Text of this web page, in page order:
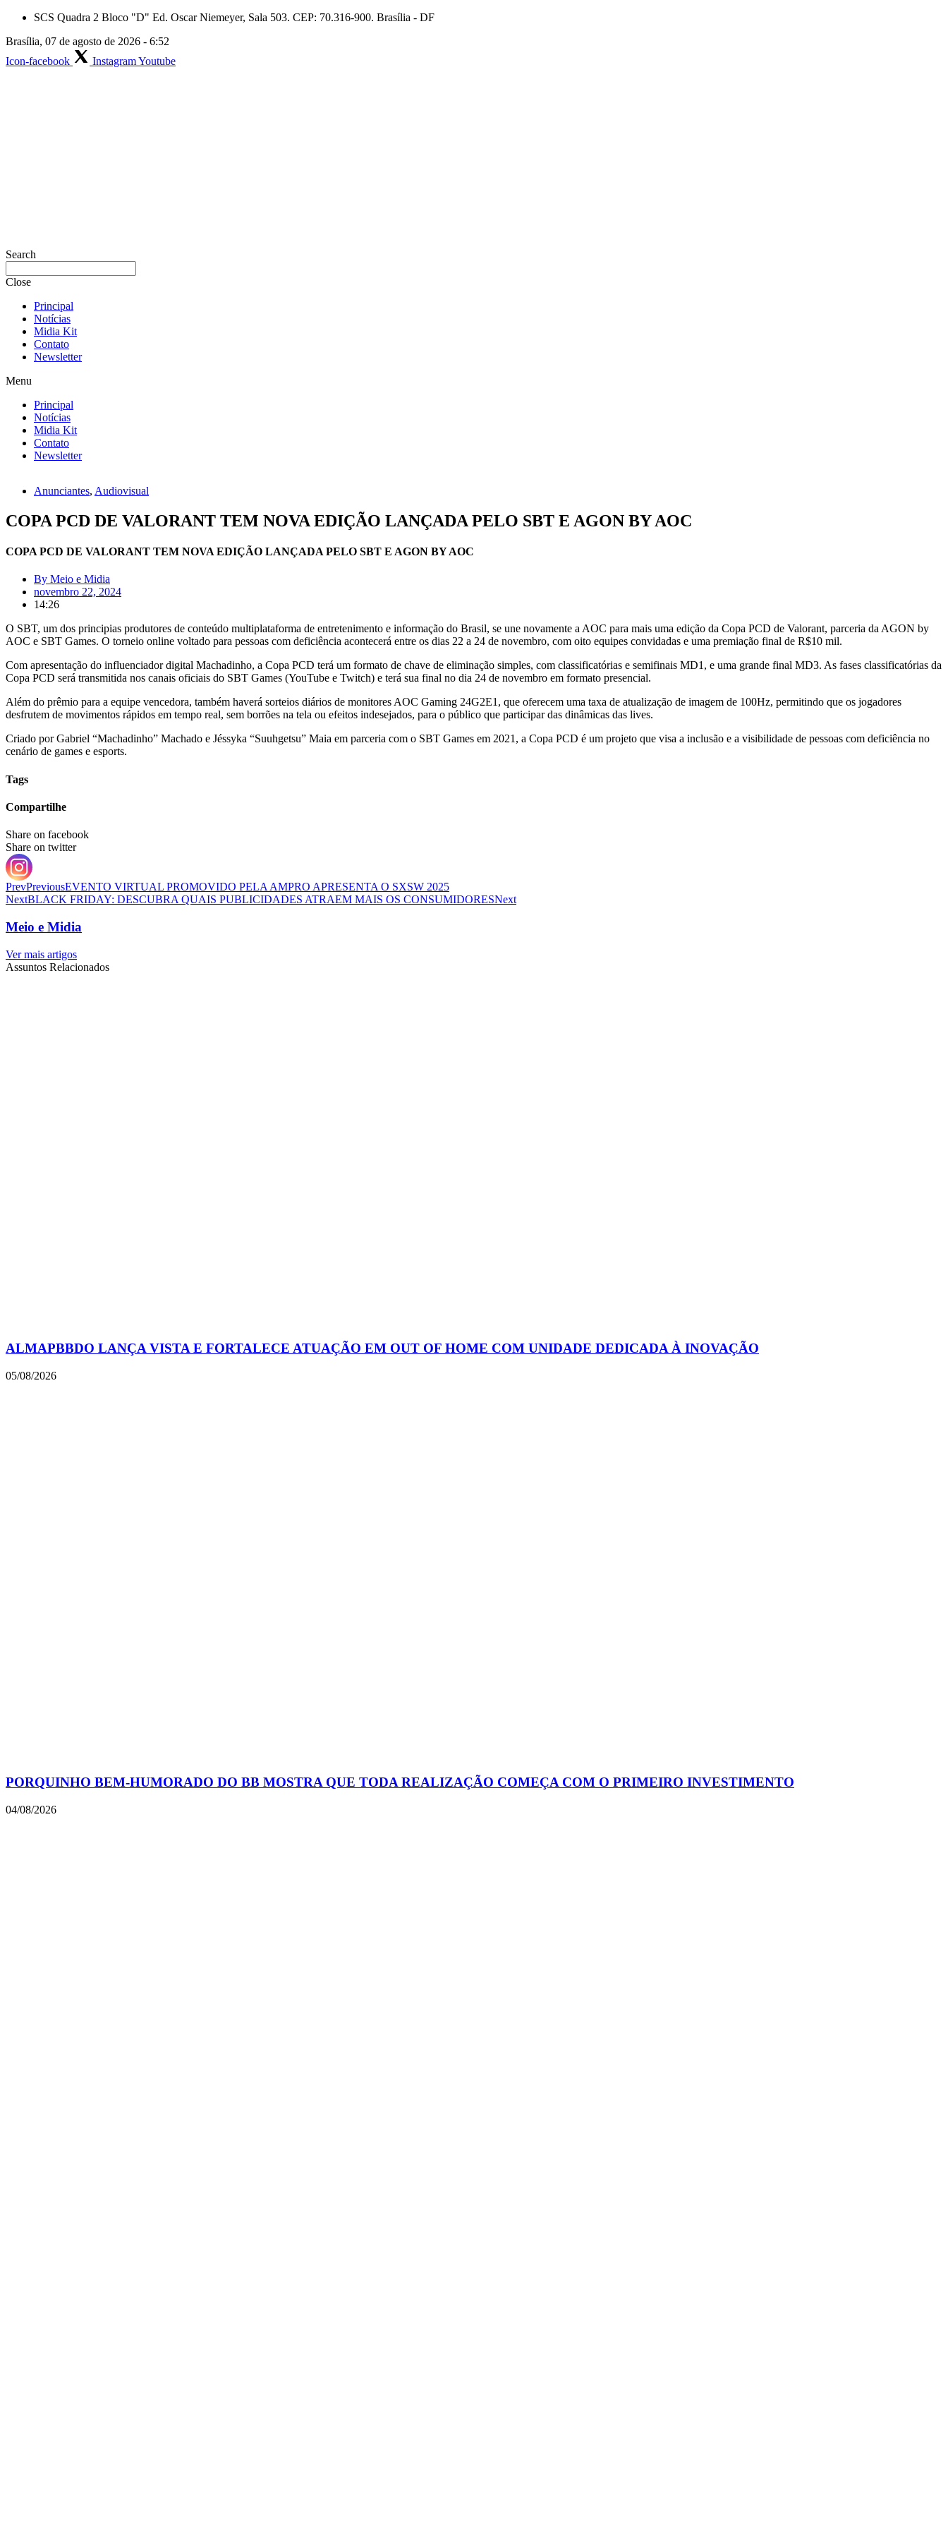
Skip
content
SCS Quadra 2 Bloco "D" Ed. Oscar Niemeyer, Sala 503. CEP: 70.316-900. Brasília - DF
Brasília, 07 de agosto de 2026 - 6:52
Icon-facebook
InstagramYoutube
Search
Close
Principal
Notícias
Midia Kit
Contato
Newsletter
Menu
Principal
Notícias
Midia Kit
Contato
Newsletter
Anunciantes, Audiovisual
COPA PCD DE VALORANT TEM NOVA EDIÇÃO LANÇADA PELO SBT E AGON BY AOC
COPA PCD DE VALORANT TEM NOVA EDIÇÃO LANÇADA PELO SBT E AGON BY AOC
By Meio e Midia
novembro 22, 2024
14:26
O SBT, um dos principias produtores de conteúdo multiplataforma de entretenimento e informação do Brasil, se une novamente a AOC para mais uma edição da Copa PCD de Valorant, parceria da AGON by
AOC e SBT Games. O torneio online voltado para pessoas com deficiência acontecerá entre os dias 22 a 24 de novembro, com oito equipes convidadas e uma premiação final de R$10 mil.
Com apresentação do influenciador digital Machadinho, a Copa PCD terá um formato de chave de eliminação simples, com classificatórias e semifinais MD1, e uma grande final MD3. As fases classificatórias da
Copa PCD será transmitida nos canais oficiais do SBT Games (YouTube e Twitch) e terá sua final no dia 24 de novembro em formato presencial.
Além do prêmio para a equipe vencedora, também haverá sorteios diários de monitores AOC Gaming 24G2E1, que oferecem uma taxa de atualização de imagem de 100Hz, permitindo que os jogadores
desfrutem de movimentos rápidos em tempo real, sem borrões na tela ou efeitos indesejados, para o público que participar das dinâmicas das lives.
Criado por Gabriel “Machadinho” Machado e Jéssyka “Suuhgetsu” Maia em parceria com o SBT Games em 2021, a Copa PCD é um projeto que visa a inclusão e a visibilidade de pessoas com deficiência no
cenário de games e esports.
Tags
Compartilhe
Share on facebook
Share on twitter
PrevPreviousEVENTO VIRTUAL PROMOVIDO PELA AMPRO APRESENTA O SXSW 2025
NextBLACK FRIDAY: DESCUBRA QUAIS PUBLICIDADES ATRAEM MAIS OS CONSUMIDORESNext
Meio e Midia
Ver mais artigos
Assuntos Relacionados
ALMAPBBDO LANÇA VISTA E FORTALECE ATUAÇÃO EM OUT OF HOME COM UNIDADE DEDICADA À INOVAÇÃO
05/08/2026
PORQUINHO BEM-HUMORADO DO BB MOSTRA QUE TODA REALIZAÇÃO COMEÇA COM O PRIMEIRO INVESTIMENTO
04/08/2026